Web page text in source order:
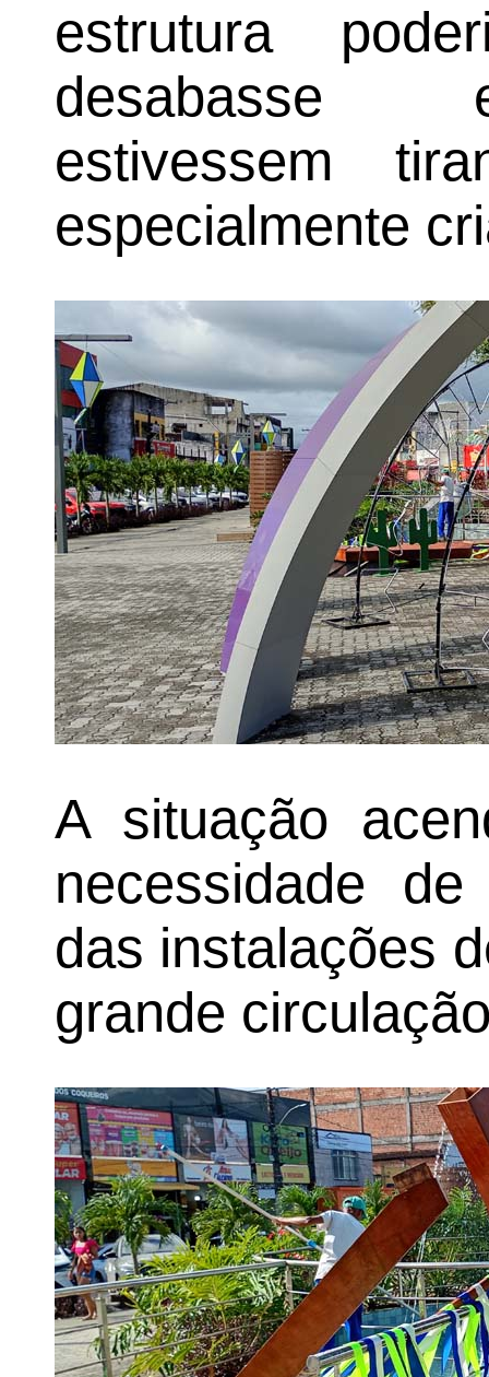
estrutura
desabasse
estivessem
especialmente
A situação
necessidade
das instalações
grande